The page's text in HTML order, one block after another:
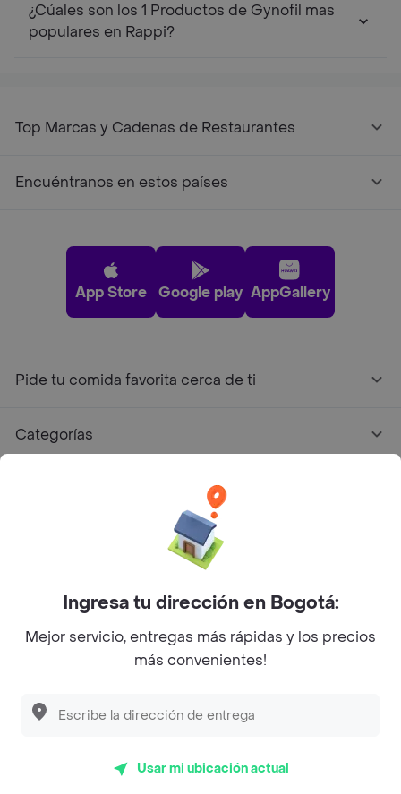
¿Cúales son los 1 Productos de Gynofil mas
populares en Rappi?
Top Marcas y Cadenas de Restaurantes
Encuéntranos en estos países
App Store Google play AppGallery
Pide tu comida favorita cerca de ti
Categorías
Facebook
Twitter
Instagram
©2026Rappi Inc. All rights reserved.
Ingresa tu dirección en Bogotá:
Mejor servicio, entregas más rápidas y los precios
más convenientes!
Usar mi ubicación actual